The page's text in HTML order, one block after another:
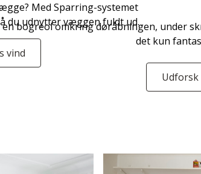
Med Sparring-systemet
du udnytter væggen fuldt ud.
vind
en bogreol omkring døråbningen, under
det kun